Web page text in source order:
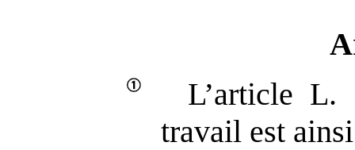
L’article L.
travail est